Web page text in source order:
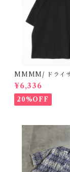
MMMM/ ドライ
ープンカラーシャツ BLACK
15130M26
¥6,336
20%OFF